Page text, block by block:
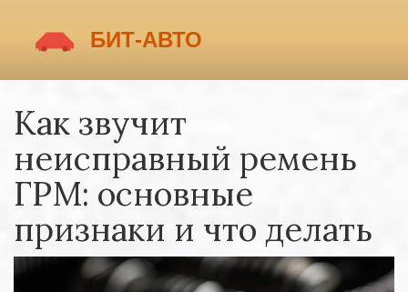
Как звучит
неисправный ремень
ГРМ: основные
признаки и что делать